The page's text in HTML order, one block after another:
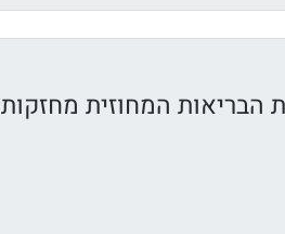
הבריאות המחוזית מחזקות